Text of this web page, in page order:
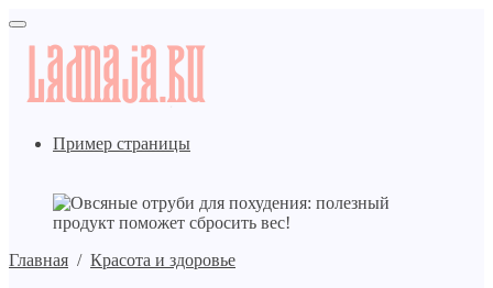
Пример страницы
Главная / Красота и здоровье